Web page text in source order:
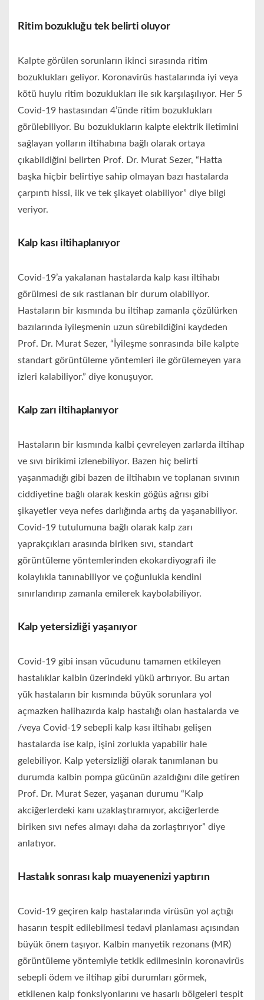
Ritim bozukluğu tek belirti oluyor
Kalpte görülen sorunların ikinci sırasında ritim
bozuklukları geliyor. Koronavirüs hastalarında iyi veya
kötü huylu ritim bozuklukları ile sık karşılaşılıyor. Her 5
Covid-19 hastasından 4’ünde ritim bozuklukları
görülebiliyor. Bu bozuklukların kalpte elektrik iletimini
sağlayan yolların iltihabına bağlı olarak ortaya
çıkabildiğini belirten Prof. Dr. Murat Sezer, “Hatta
başka hiçbir belirtiye sahip olmayan bazı hastalarda
çarpıntı hissi, ilk ve tek şikayet olabiliyor” diye bilgi
veriyor.
Kalp kası iltihaplanıyor
Covid-19’a yakalanan hastalarda kalp kası iltihabı
görülmesi de sık rastlanan bir durum olabiliyor.
Hastaların bir kısmında bu iltihap zamanla çözülürken
bazılarında iyileşmenin uzun sürebildiğini kaydeden
Prof. Dr. Murat Sezer, “İyileşme sonrasında bile kalpte
standart görüntüleme yöntemleri ile görülemeyen yara
izleri kalabiliyor.” diye konuşuyor.
Kalp zarı iltihaplanıyor
Hastaların bir kısmında kalbi çevreleyen zarlarda iltihap
ve sıvı birikimi izlenebiliyor. Bazen hiç belirti
yaşanmadığı gibi bazen de iltihabın ve toplanan sıvının
ciddiyetine bağlı olarak keskin göğüs ağrısı gibi
şikayetler veya nefes darlığında artış da yaşanabiliyor.
Covid-19 tutulumuna bağlı olarak kalp zarı
yaprakçıkları arasında biriken sıvı, standart
görüntüleme yöntemlerinden ekokardiyografi ile
kolaylıkla tanınabiliyor ve çoğunlukla kendini
sınırlandırıp zamanla emilerek kaybolabiliyor.
Kalp yetersizliği yaşanıyor
Covid-19 gibi insan vücudunu tamamen etkileyen
hastalıklar kalbin üzerindeki yükü artırıyor. Bu artan
yük hastaların bir kısmında büyük sorunlara yol
açmazken halihazırda kalp hastalığı olan hastalarda ve
/veya Covid-19 sebepli kalp kası iltihabı gelişen
hastalarda ise kalp, işini zorlukla yapabilir hale
gelebiliyor. Kalp yetersizliği olarak tanımlanan bu
durumda kalbin pompa gücünün azaldığını dile getiren
Prof. Dr. Murat Sezer, yaşanan durumu “Kalp
akciğerlerdeki kanı uzaklaştıramıyor, akciğerlerde
biriken sıvı nefes almayı daha da zorlaştırıyor” diye
anlatıyor.
Hastalık sonrası kalp muayenenizi yaptırın
Covid-19 geçiren kalp hastalarında virüsün yol açtığı
hasarın tespit edilebilmesi tedavi planlaması açısından
büyük önem taşıyor. Kalbin manyetik rezonans (MR)
görüntüleme yöntemiyle tetkik edilmesinin koronavirüs
sebepli ödem ve iltihap gibi durumları görmek,
etkilenen kalp fonksiyonlarını ve hasarlı bölgeleri tespit